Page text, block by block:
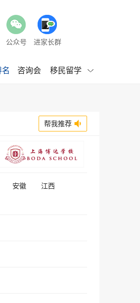
公众号 进家长群
咨询会 移民留学 
帮我推荐 
安徽
江西